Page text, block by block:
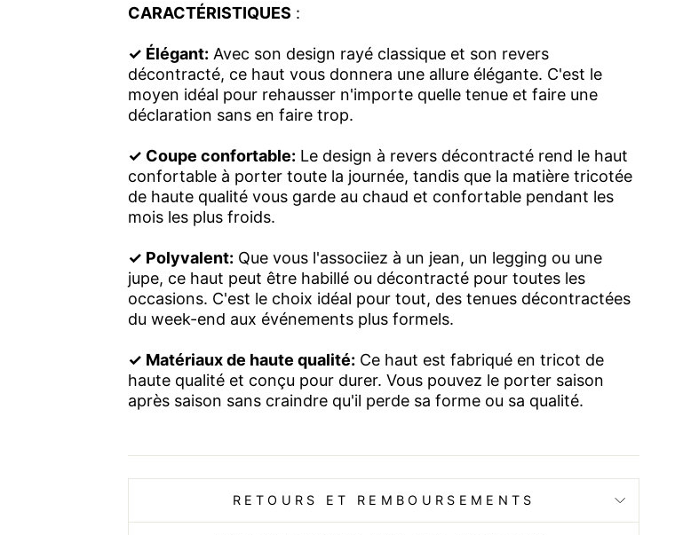
CARACTÉRISTIQUES :
✓ Élégant: Avec son design rayé classique et son revers
décontracté, ce haut vous donnera une allure élégante. C'est le
moyen idéal pour rehausser n'importe quelle tenue et faire une
déclaration sans en faire trop.
✓ Coupe confortable: Le design à revers décontracté rend le haut
confortable à porter toute la journée, tandis que la matière tricotée
de haute qualité vous garde au chaud et confortable pendant les
mois les plus froids.
✓ Polyvalent: Que vous l'associiez à un jean, un legging ou une
jupe, ce haut peut être habillé ou décontracté pour toutes les
occasions. C'est le choix idéal pour tout, des tenues décontractées
du week-end aux événements plus formels.
✓ Matériaux de haute qualité: Ce haut est fabriqué en tricot de
haute qualité et conçu pour durer. Vous pouvez le porter saison
après saison sans craindre qu'il perde sa forme ou sa qualité.
RETOURS ET REMBOURSEMENTS